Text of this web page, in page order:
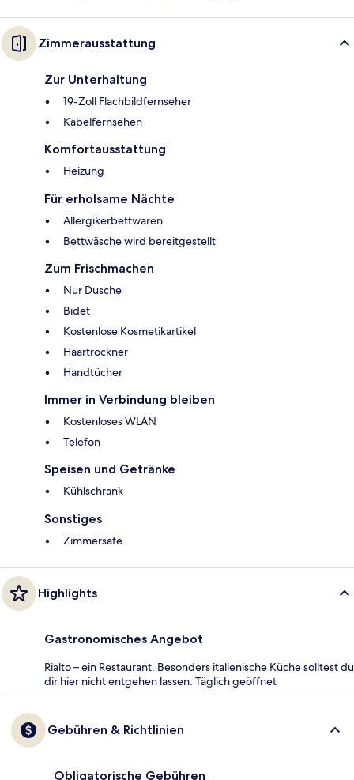
Zimmerausstattung
Zur Unterhaltung
19-Zoll Flachbildfernseher
Kabelfernsehen
Komfortausstattung
Heizung
Für erholsame Nächte
Allergikerbettwaren
Bettwäsche wird bereitgestellt
Zum Frischmachen
Nur Dusche
Bidet
Kostenlose Kosmetikartikel
Haartrockner
Handtücher
Immer in Verbindung bleiben
Kostenloses WLAN
Telefon
Speisen und Getränke
Kühlschrank
Sonstiges
Zimmersafe
Highlights
Gastronomisches Angebot
Rialto – ein Restaurant. Besonders italienische Küche solltest du
dir hier nicht entgehen lassen. Täglich geöffnet
Gebühren & Richtlinien
Obligatorische Gebühren